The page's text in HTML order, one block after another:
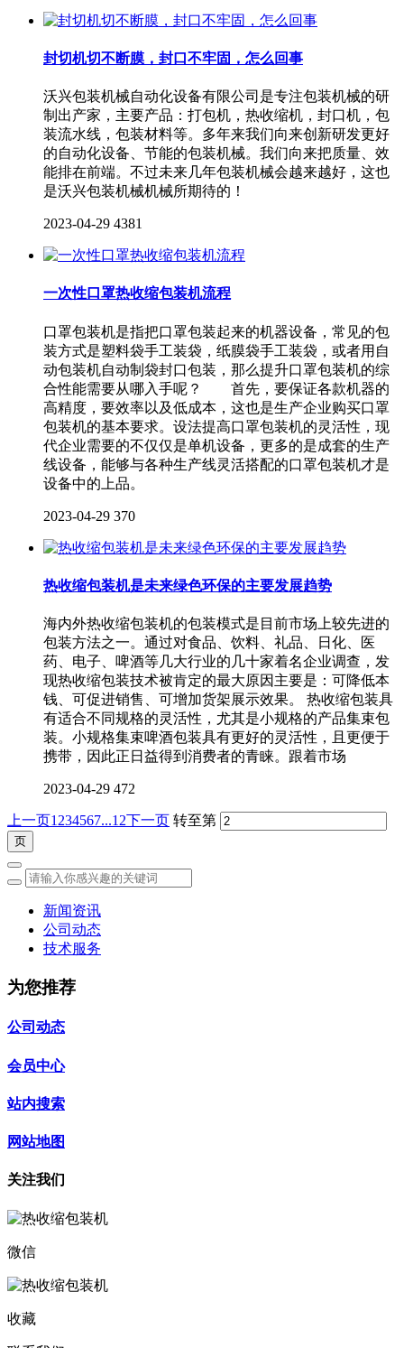
封切机切不断膜，封口不牢固，怎么回事
沃兴包装机械自动化设备有限公司是专注包装机械的研
制出产家，主要产品：打包机，热收缩机，封口机，包
装流水线，包装材料等。多年来我们向来创新研发更好
的自动化设备、节能的包装机械。我们向来把质量、效
能排在前端。不过未来几年包装机械会越来越好，这也
是沃兴包装机械机械所期待的！
2023-04-29 4381
一次性口罩热收缩包装机流程
口罩包装机是指把口罩包装起来的机器设备，常见的包
装方式是塑料袋手工装袋，纸膜袋手工装袋，或者用自
动包装机自动制袋封口包装，那么提升口罩包装机的综
合性能需要从哪入手呢？ 首先，要保证各款机器的
高精度，要效率以及低成本，这也是生产企业购买口罩
包装机的基本要求。设法提高口罩包装机的灵活性，现
代企业需要的不仅仅是单机设备，更多的是成套的生产
线设备，能够与各种生产线灵活搭配的口罩包装机才是
设备中的上品。
2023-04-29 370
热收缩包装机是未来绿色环保的主要发展趋势
海内外热收缩包装机的包装模式是目前市场上较先进的
包装方法之一。通过对食品、饮料、礼品、日化、医
药、电子、啤酒等几大行业的几十家着名企业调查，发
现热收缩包装技术被肯定的最大原因主要是：可降低本
钱、可促进销售、可增加货架展示效果。 热收缩包装具
有适合不同规格的灵活性，尤其是小规格的产品集束包
装。小规格集束啤酒包装具有更好的灵活性，且更便于
携带，因此正日益得到消费者的青睐。跟着市场
2023-04-29 472
上一页1 234567...12下一页 转至第
新闻资讯
公司动态
技术服务
为您推荐
公司动态
会员中心
站内搜索
网站地图
关注我们
微信
收藏